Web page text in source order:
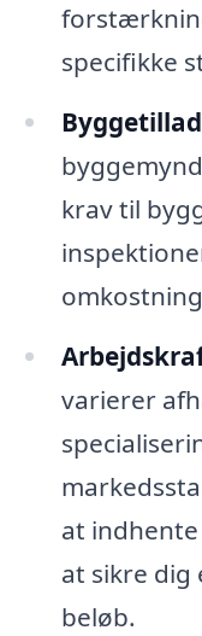
specifikke
krav til
varierer
at
at sikre
beløb.